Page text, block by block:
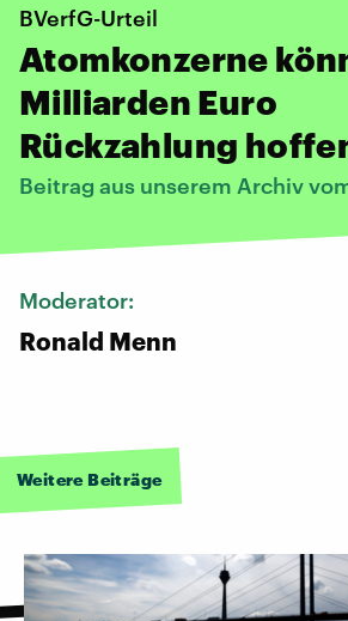
BVerfG-Urteil
Atomkonzerne
Milliarden Euro
Rückzahlung
Beitrag aus unserem Archiv
Moderator:
Ronald Menn
Weitere Beiträge